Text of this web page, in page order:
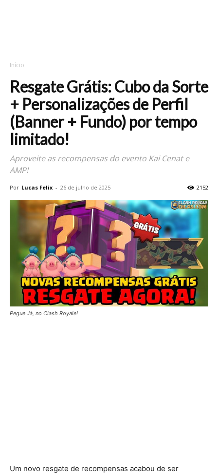
Início
Resgate Grátis: Cubo da Sorte
+ Personalizações de Perfil
(Banner + Fundo) por tempo
limitado!
Aproveite as recompensas do evento Kai Cenat e
AMP!
Por Lucas Felix - 26 de julho de 2025 2152
Pegue Já, no Clash Royale!
Um novo resgate de recompensas acabou de ser